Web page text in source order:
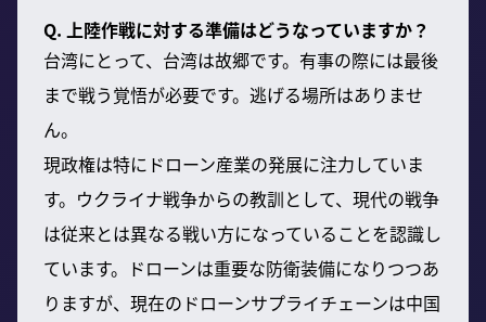
Q. 上陸作戦に対する準備はどうなっていますか？
台湾にとって、台湾は故郷です。有事の際には最後
まで戦う覚悟が必要です。逃げる場所はありませ
ん。
現政権は特にドローン産業の発展に注力していま
す。ウクライナ戦争からの教訓として、現代の戦争
は従来とは異なる戦い方になっていることを認識し
ています。ドローンは重要な防衛装備になりつつあ
りますが、現在のドローンサプライチェーンは中国